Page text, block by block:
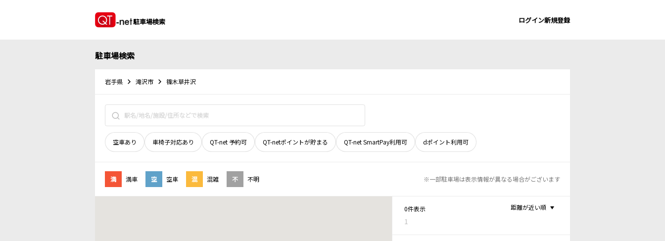
駐車場検索 ログイン新規登録
駐車場検索
岩手県 滝沢市 篠木草井沢
空車あり 車椅子対応あり QT-net 予約可 QT-netポイントが貯まる QT-net SmartPay利用可 dポイント利用可
満 満車 空 空車 混 混雑 不 不明 ※一部駐車場は表示情報が異なる場合がございます
0件表示
1
距離が近い順